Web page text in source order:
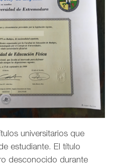
universitarios que
estudiante. El título
desconocido durante